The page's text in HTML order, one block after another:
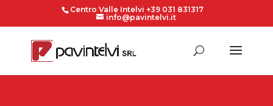
Centro Valle Intelvi +39 031 831317
info@pavintelvi.it